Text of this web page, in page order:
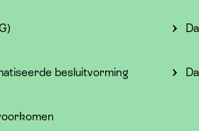
besluitvorming